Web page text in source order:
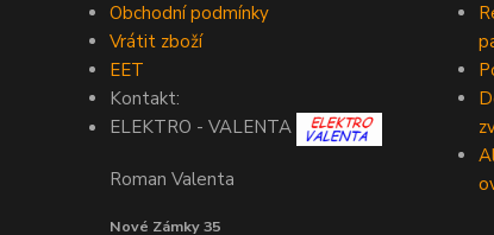
Obchodní podmínky
Vrátit zboží
EET
Kontakt:
ELEKTRO - VALENTA
Roman Valenta
Nové Zámky 35